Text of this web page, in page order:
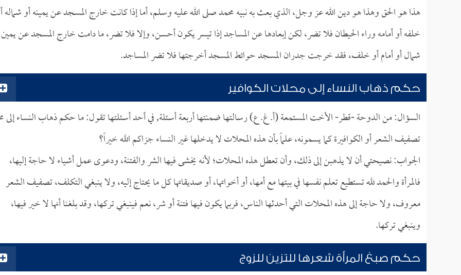
هذا هو الحق وهذا هو دين الله عز وجل، الذي بعث به نبيه محمد صلى الله عليه وسلم، أما إذا كانت خارج المسجد عن يمينه أو شماله
خلفه أو أمامه وراء الحيطان فلا تضر، لكن إبعادها عن المساجد إذا تيسر يكون أحسن، وإلا فلا تضر، ما دامت خارج المسجد عن
شمال أو أمام أو خلف، فقد خرجت جدران المسجد حوائط المسجد أخرجتها فلا تضر المساجد.
حكم ذهاب النساء إلى محلات الكوافير
السؤال: من الدوحة -قطر- الأخت المستمعة (أ. غ. ع) رسالتها ضمنتها أربعة أسئلة, في أحد أسئلتها تقول: ما حكم ذهاب النساء إلى
تصفيف الشعر أو الكوافيرة كما يسمونه، علماً بأن هذه المحلات لا يدخلها غير النساء جزاكم الله خيراً؟
الجواب: نصيحتي أن لا يذهبن إلى ذلك، وأن تعطل هذه المحلات؛ لأنه يخشى فيها الشر والفتنة، ودعوى عمل أشياء لا حاجة إليها،
فالمرأة والحمد لله تستطيع تعلم نفسها في بيتها مع أمها، أو أخواتها، أو صديقاتها كل ما يحتاج إليه، ولا ينبغي التكلف، تصفيف الشعر
معروف، ولا حاجة إلى هذه المحلات التي أحدثها الناس، فربما يكون فيها فتنة أو شر، نعم فينبغي تركها، وقد بلغنا أنها لا خير فيها،
وينبغي تركها.
حكم صبغ المرأة شعرها للتزين للزوج